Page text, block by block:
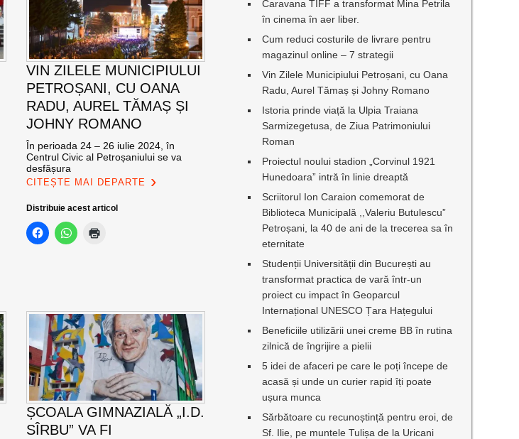
VIN ZILELE MUNICIPIULUI
PETROȘANI, CU OANA
RADU, AUREL TĂMAȘ ȘI
JOHNY ROMANO
În perioada 24 – 26 iulie 2024, în
Centrul Civic al Petroșaniului se va
desfășura
CITEȘTE MAI DEPARTE
Distribuie acest articol
ȘCOALA GIMNAZIALĂ „I.D.
SÎRBU” VA FI
Caravana TIFF a transformat Mina Petrila
în cinema în aer liber.
Cum reduci costurile de livrare pentru
magazinul online – 7 strategii
Vin Zilele Municipiului Petroșani, cu Oana
Radu, Aurel Tămaș și Johny Romano
Istoria prinde viață la Ulpia Traiana
Sarmizegetusa, de Ziua Patrimoniului
Roman
Proiectul noului stadion „Corvinul 1921
Hunedoara” intră în linie dreaptă
Scriitorul Ion Caraion comemorat de
Biblioteca Municipală ,,Valeriu Butulescu”
Petroșani, la 40 de ani de la trecerea sa în
eternitate
Studenții Universității din București au
transformat practica de vară într-un
proiect cu impact în Geoparcul
Internațional UNESCO Țara Hațegului
Beneficiile utilizării unei creme BB în rutina
zilnică de îngrijire a pielii
5 idei de afaceri pe care le poți începe de
acasă și unde un curier rapid îți poate
ușura munca
Sărbătoare cu recunoștință pentru eroi, de
Sf. Ilie, pe muntele Tulișa de la Uricani